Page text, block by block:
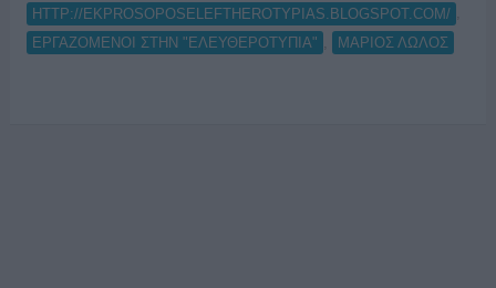
HTTP://EKPROSOPOSELEFTHEROTYPIAS.BLOGSPOT.COM/
ΕΡΓΑΖΟΜΕΝΟΙ ΣΤΗΝ "ΕΛΕΥΘΕΡΟΤΥΠΙΑ"
ΜΑΡΙΟΣ ΛΩΛΟΣ